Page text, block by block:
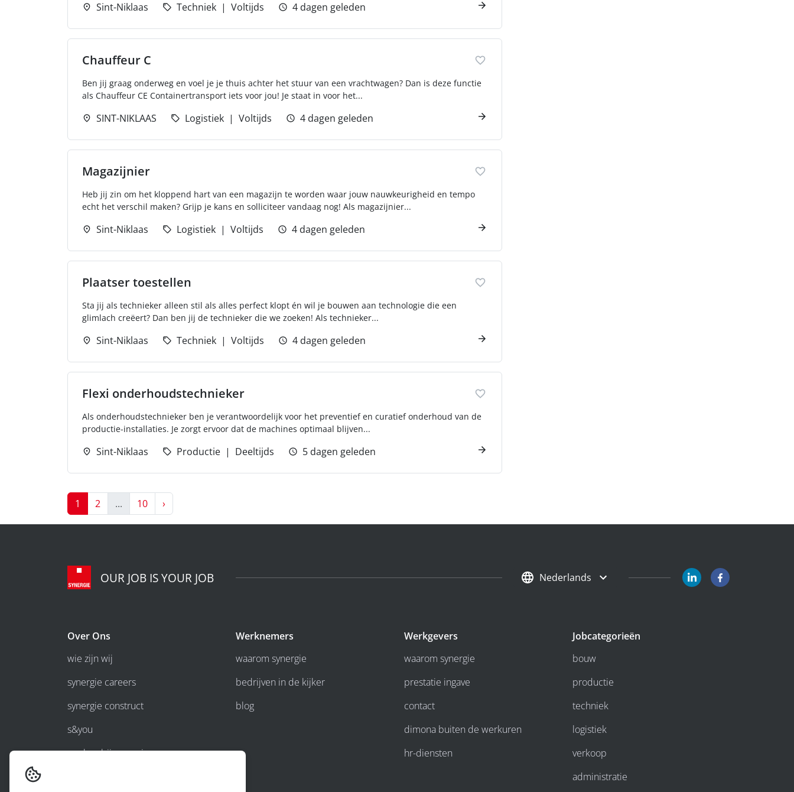
Sint-Niklaas Techniek Voltijds 4 dagen geleden
Chauffeur C
Ben jij graag onderweg en voel je je thuis achter het stuur van een vrachtwagen? Dan is deze functie
als Chauffeur CE Containertransport iets voor jou! Je staat in voor het...
SINT-NIKLAAS Logistiek Voltijds 4 dagen geleden
Magazijnier
Heb jij zin om het kloppend hart van een magazijn te worden waar jouw nauwkeurigheid en tempo
echt het verschil maken? Grijp je kans en solliciteer vandaag nog! Als magazijnier...
Sint-Niklaas Logistiek Voltijds 4 dagen geleden
Plaatser toestellen
Sta jij als technieker alleen stil als alles perfect klopt én wil je bouwen aan technologie die een
glimlach creëert? Dan ben jij de technieker die we zoeken! Als technieker...
Sint-Niklaas Techniek Voltijds 4 dagen geleden
Flexi onderhoudstechnieker
Als onderhoudstechnieker ben je verantwoordelijk voor het preventief en curatief onderhoud van de
productie-installaties. Je zorgt ervoor dat de machines optimaal blijven...
Sint-Niklaas Productie Deeltijds 5 dagen geleden
1 2 ... 10 ›
OUR JOB IS YOUR JOB Nederlands
Over Ons
wie zijn wij
synergie careers
synergie construct
s&you
werken bij synergie
Werknemers
waarom synergie
bedrijven in de kijker
blog
Werkgevers
waarom synergie
prestatie ingave
contact
dimona buiten de werkuren
hr-diensten
Jobcategorieën
bouw
productie
techniek
logistiek
verkoop
administratie